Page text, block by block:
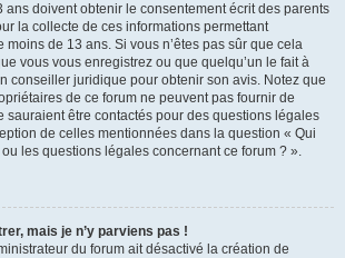
ans doivent obtenir le consentement écrit des parents
la collecte de ces informations permettant
moins de 13 ans. Si vous n’êtes pas sûr que cela
vous vous enregistrez ou que quelqu’un le fait à
conseiller juridique pour obtenir son avis. Notez que
de ce forum ne peuvent pas fournir de
sauraient être contactés pour des questions légales
de celles mentionnées dans la question « Qui
les questions légales concernant ce forum ? ».
mais je n’y parviens pas !
du forum ait désactivé la création de